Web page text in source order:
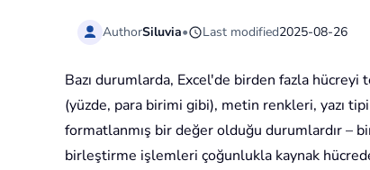
AuthorSiluvia• Last modified2025-08-26
Bazı durumlarda, Excel'de birden fazla
(yüzde, para birimi gibi), metin renkleri, yazı
formatlanmış bir değer olduğu durumlardır –
birleştirme işlemleri çoğunlukla kaynak